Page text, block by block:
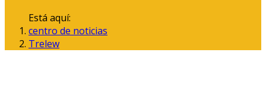
Está aquí:
centro de noticias
Trelew